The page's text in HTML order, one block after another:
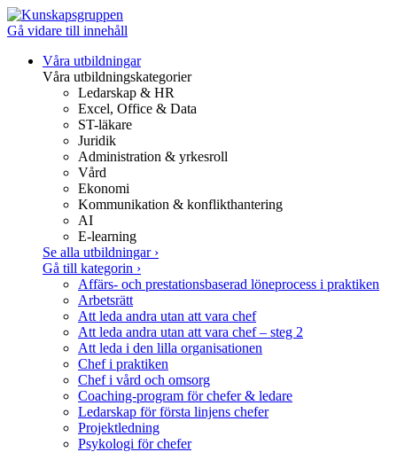
Gå vidare till innehåll
Våra utbildningar
Våra utbildningskategorier
Ledarskap & HR
Excel, Office & Data
ST-läkare
Juridik
Administration & yrkesroll
Vård
Ekonomi
Kommunikation & konflikthantering
AI
E-learning
Se alla utbildningar ›
Gå till kategorin ›
Affärs- och prestationsbaserad löneprocess i praktiken
Arbetsrätt
Att leda andra utan att vara chef
Att leda andra utan att vara chef – steg 2
Att leda i den lilla organisationen
Chef i praktiken
Chef i vård och omsorg
Coaching-program för chefer & ledare
Ledarskap för första linjens chefer
Projektledning
Psykologi för chefer